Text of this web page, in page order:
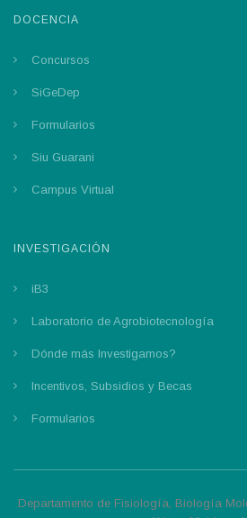
DOCENCIA
Concursos
SiGeDep
Formularios
Siu Guarani
Campus Virtual
INVESTIGACIÓN
iB3
Laboratorio de Agrobiotecnología
Dónde más Investigamos?
Incentivos, Subsidios y Becas
Formularios
Departamento de Fisiología, Biología